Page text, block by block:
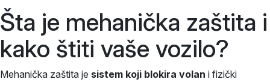
Šta je mehanička zaštita i
kako štiti vaše vozilo?
Mehanička zaštita je sistem koji blokira volan i fizički